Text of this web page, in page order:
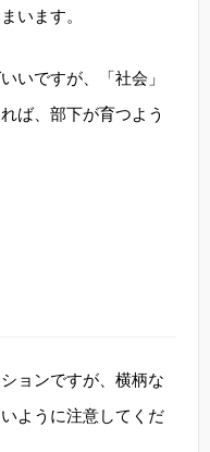
います。
いですが、「社会」
ば、部下が育つよう
ョンですが、横柄な
ように注意してくだ